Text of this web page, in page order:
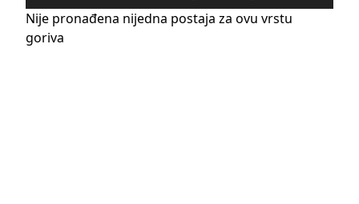
Nije pronađena nijedna postaja za ovu vrstu
goriva